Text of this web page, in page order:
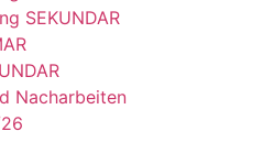
SEKUNDAR
Nacharbeiten